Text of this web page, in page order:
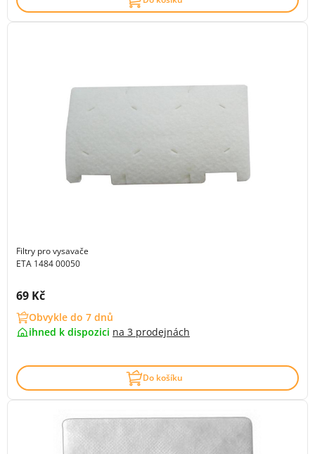
Filtry pro vysavače
ETA 1484 00050
Cena s DPH:
69 Kč
Obvykle do 7 dnů
ihned k dispozici na 3 prodejnách
Do košíku